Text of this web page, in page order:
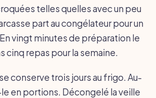
telles quelles avec un peu
part au congélateur pour un
vingt minutes de préparation le
cinq repas pour la semaine.
conserve trois jours au frigo. Au-
en portions. Décongelé la veille